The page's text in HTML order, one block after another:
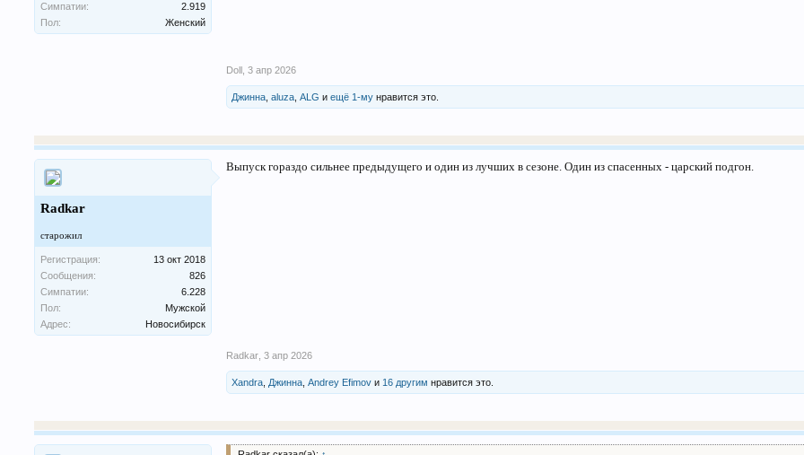
Симпатии:
2.919
Пол:
Женский
Doll 3 апр 2026
Джинна ,aluza ,ALG иещё 1-му нравится это.
Radkar
старожил
Регистрация:
13 окт 2018
Сообщения:
826
Симпатии:
6.228
Пол:
Мужской
Адрес:
Новосибирск
Выпуск гораздо сильнее предыдущего и один из лучших в сезоне. Один из спасенных - царский подгон.
Radkar 3 апр 2026
Xandra Джинна ,Andrey Efimov и 16 другим нравится это.